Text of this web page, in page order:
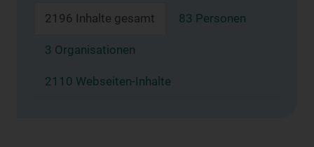
2196 Inhalte gesamt 83 Personen
3 Organisationen
2110 Webseiten-Inhalte